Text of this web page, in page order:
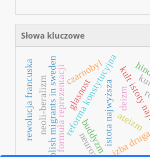
Słowa kluczowe
reforma konstytucyjna
istota najwyższakult
formuła reprezentacji izba druga
buddyzm
czarnobyl
deizm
głasnost
polish migrants in sweden neurozy
ateizm
neoli-beralizm
rewolucja francuska